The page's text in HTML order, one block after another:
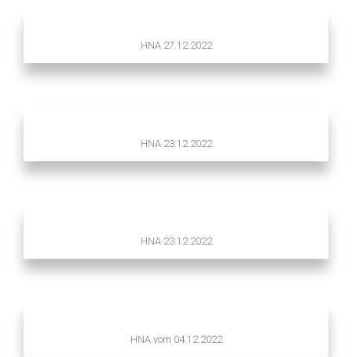
HNA 27.12.2022
HNA 23.12.2022
HNA 23.12.2022
HNA vom 04.12.2022